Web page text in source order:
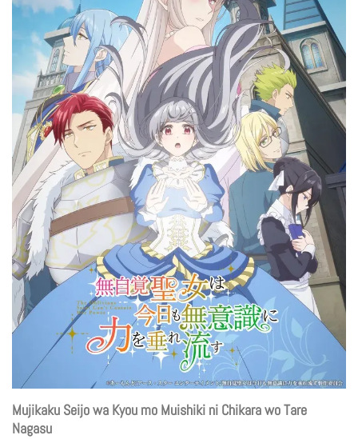
Mujikaku Seijo wa Kyou mo Muishiki ni Chikara wo Tare
Nagasu